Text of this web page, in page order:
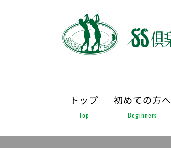
トップ
Top
初めての方へ
Beginners